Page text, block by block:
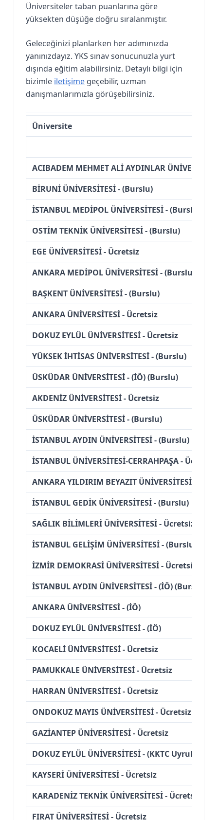
Üniversiteler taban puanlarına göre
yüksekten düşüğe doğru sıralanmıştır.
Geleceğinizi planlarken her adımınızda
yanınızdayız. YKS sınav sonucunuzla yurt
dışında eğitim alabilirsiniz. Detaylı bilgi için
bizimle iletişime geçebilir, uzman
danışmanlarımızla görüşebilirsiniz.
Üniversite
ACIBADEM MEHMET ALİ AYDINLAR
BİRUNİ ÜNİVERSİTESİ - (Burslu)
İSTANBUL MEDİPOL ÜNİVERSİTESİ - (Burslu)
OSTİM TEKNİK ÜNİVERSİTESİ - (Burslu)
EGE ÜNİVERSİTESİ - Ücretsiz
ANKARA MEDİPOL ÜNİVERSİTESİ - (Burslu)
BAŞKENT ÜNİVERSİTESİ - (Burslu)
ANKARA ÜNİVERSİTESİ - Ücretsiz
DOKUZ EYLÜL ÜNİVERSİTESİ - Ücretsiz
YÜKSEK İHTİSAS ÜNİVERSİTESİ - (Burslu)
ÜSKÜDAR ÜNİVERSİTESİ - (İÖ) (Burslu)
AKDENİZ ÜNİVERSİTESİ - Ücretsiz
ÜSKÜDAR ÜNİVERSİTESİ - (Burslu)
İSTANBUL AYDIN ÜNİVERSİTESİ - (Burslu)
İSTANBUL ÜNİVERSİTESİ-CERRAHPAŞA - Ücretsiz
ANKARA YILDIRIM BEYAZIT ÜNİVERSİTESİ -
İSTANBUL GEDİK ÜNİVERSİTESİ - (Burslu)
SAĞLIK BİLİMLERİ ÜNİVERSİTESİ - Ücretsiz
İSTANBUL GELİŞİM ÜNİVERSİTESİ - (Burslu)
İZMİR DEMOKRASİ ÜNİVERSİTESİ - Ücretsiz
İSTANBUL AYDIN ÜNİVERSİTESİ - (İÖ) (Burslu)
ANKARA ÜNİVERSİTESİ - (İÖ)
DOKUZ EYLÜL ÜNİVERSİTESİ - (İÖ)
KOCAELİ ÜNİVERSİTESİ - Ücretsiz
PAMUKKALE ÜNİVERSİTESİ - Ücretsiz
HARRAN ÜNİVERSİTESİ - Ücretsiz
ONDOKUZ MAYIS ÜNİVERSİTESİ - Ücretsiz
GAZİANTEP ÜNİVERSİTESİ - Ücretsiz
DOKUZ EYLÜL ÜNİVERSİTESİ - (KKTC Uyruklu)
KAYSERİ ÜNİVERSİTESİ - Ücretsiz
KARADENİZ TEKNİK ÜNİVERSİTESİ - Ücretsiz
FIRAT ÜNİVERSİTESİ - Ücretsiz